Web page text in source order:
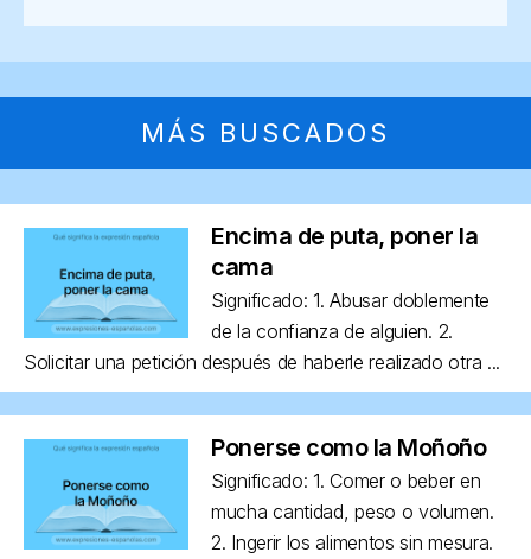
MÁS BUSCADOS
Encima de puta, poner la
cama
Significado: 1. Abusar doblemente
de la confianza de alguien. 2.
Solicitar una petición después de haberle realizado otra ...
Ponerse como la Moñoño
Significado: 1. Comer o beber en
mucha cantidad, peso o volumen.
2. Ingerir los alimentos sin mesura.